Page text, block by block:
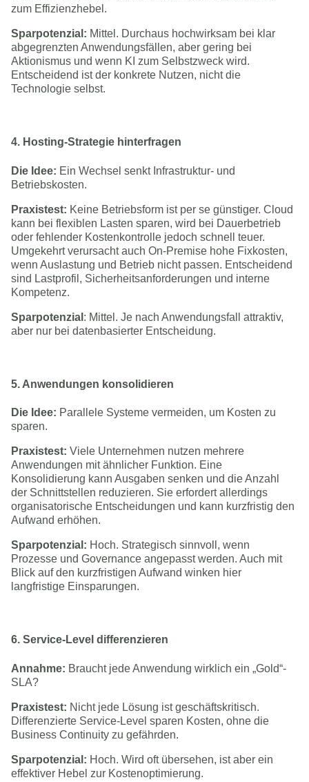
zum Effizienzhebel.
Sparpotenzial: Mittel. Durchaus hochwirksam bei klar
abgegrenzten Anwendungsfällen, aber gering bei
Aktionismus und wenn KI zum Selbstzweck wird.
Entscheidend ist der konkrete Nutzen, nicht die
Technologie selbst.
4. Hosting-Strategie hinterfragen
Die Idee: Ein Wechsel senkt Infrastruktur- und
Betriebskosten.
Praxistest: Keine Betriebsform ist per se günstiger. Cloud
kann bei flexiblen Lasten sparen, wird bei Dauerbetrieb
oder fehlender Kostenkontrolle jedoch schnell teuer.
Umgekehrt verursacht auch On-Premise hohe Fixkosten,
wenn Auslastung und Betrieb nicht passen. Entscheidend
sind Lastprofil, Sicherheitsanforderungen und interne
Kompetenz.
Sparpotenzial : Mittel. Je nach Anwendungsfall attraktiv,
aber nur bei datenbasierter Entscheidung.
5. Anwendungen konsolidieren
Die Idee: Parallele Systeme vermeiden, um Kosten zu
sparen.
Praxistest: Viele Unternehmen nutzen mehrere
Anwendungen mit ähnlicher Funktion. Eine
Konsolidierung kann Ausgaben senken und die Anzahl
der Schnittstellen reduzieren. Sie erfordert allerdings
organisatorische Entscheidungen und kann kurzfristig den
Aufwand erhöhen.
Sparpotenzial: Hoch. Strategisch sinnvoll, wenn
Prozesse und Governance angepasst werden. Auch mit
Blick auf den kurzfristigen Aufwand winken hier
langfristige Einsparungen.
6. Service-Level differenzieren
Annahme: Braucht jede Anwendung wirklich ein „Gold“-
SLA?
Praxistest: Nicht jede Lösung ist geschäftskritisch.
Differenzierte Service-Level sparen Kosten, ohne die
Business Continuity zu gefährden.
Sparpotenzial: Hoch. Wird oft übersehen, ist aber ein
effektiver Hebel zur Kostenoptimierung.